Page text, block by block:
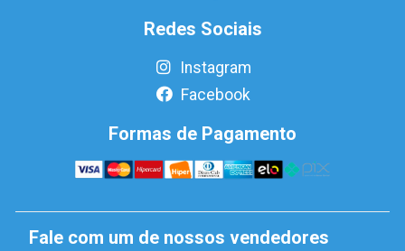
Redes Sociais
Instagram
Facebook
Formas de Pagamento
Fale com um de nossos vendedores